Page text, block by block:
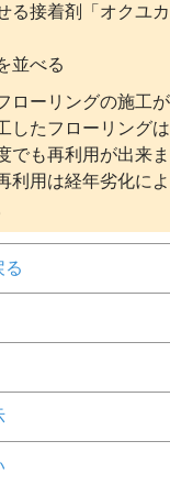
る接着剤「オクユ
並べる
ローリングの施工が
したフローリング
でも再利用が出来ま
利用は経年劣化に
る